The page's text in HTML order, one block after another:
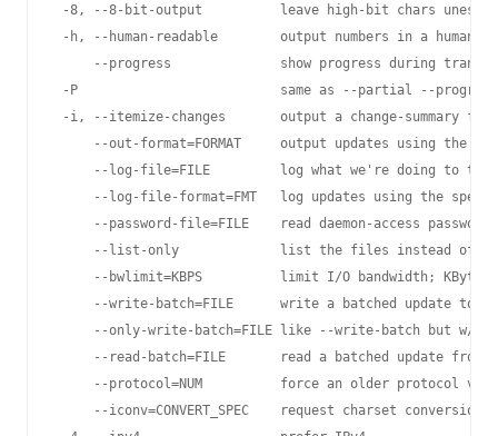
-8, --8-bit-output          leave high-bit chars
-h, --human-readable        output numbers in a human-
--progress              show progress during
-P                          same as --partial --progress
-i, --itemize-changes       output a change-summary for
--out-format=FORMAT     output updates using the
--log-file=FILE         log what we're doing to the
--log-file-format=FMT   log updates using the
--password-file=FILE    read daemon-access password
--list-only             list the files instead of
--bwlimit=KBPS          limit I/O bandwidth; KBytes
--write-batch=FILE      write a batched update to
--only-write-batch=FILE like --write-batch but w/o
--read-batch=FILE       read a batched update from
--protocol=NUM          force an older protocol
--iconv=CONVERT_SPEC    request charset conversion